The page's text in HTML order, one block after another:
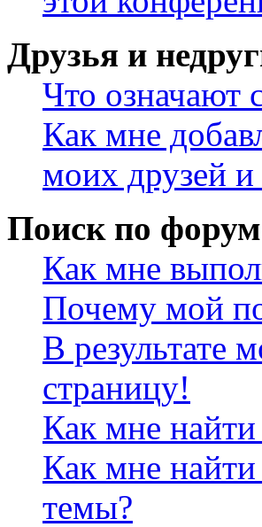
Друзья и
Что означают
Как мне
моих друзей и
Поиск по
Как мне
Почему мой
В результате
страницу!
Как мне найти
Как мне
темы?